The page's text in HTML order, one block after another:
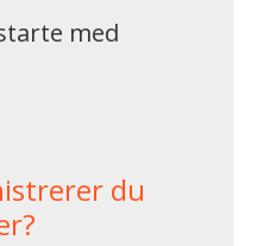
med
du